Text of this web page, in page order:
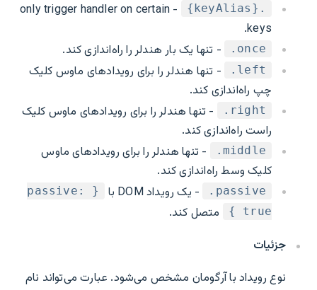
.{keyAlias}
- only trigger handler on certain
keys.
‎.once - تنها یک بار هندلر را راه‌اندازی کند.
‎.left
- تنها هندلر را برای رویدادهای ماوس کلیک
چپ راه‌اندازی کند.
‎.right
- تنها هندلر را برای رویدادهای ماوس کلیک
راست راه‌اندازی کند.
‎.middle
- تنها هندلر را برای رویدادهای ماوس
کلیک وسط راه‌اندازی کند.
‎.passive - یک رویداد DOM با
{ passive:
true }
متصل کند.
جزئیات
نوع رویداد با آرگومان مشخص می‌شود. عبارت می‌تواند نام